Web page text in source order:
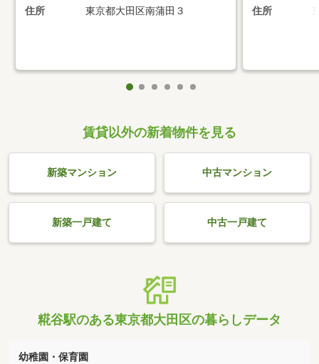
住所 東京都大田区南蒲田３ 住所
賃貸以外の新着物件を見る
新築マンション 中古マンション
新築一戸建て 中古一戸建て
糀谷駅のある東京都大田区の暮らしデータ
幼稚園・保育園